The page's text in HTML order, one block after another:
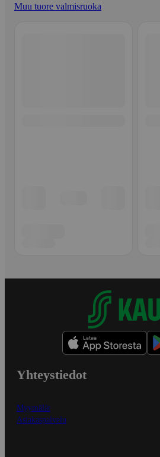
Muu tuore valmisruoka
Yhteystiedot
Myymälät
Asiakaspalvelu